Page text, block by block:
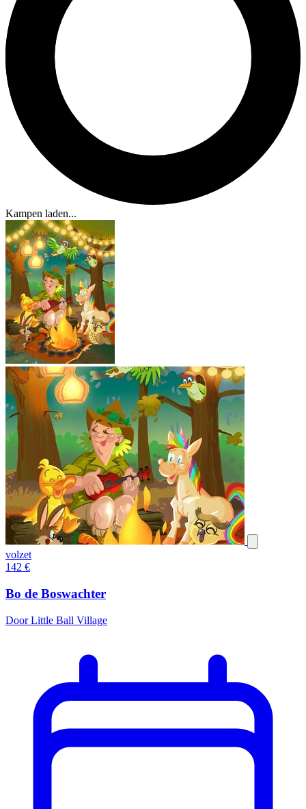
Kampen laden...
volzet
142 €
Bo de Boswachter
Door Little Ball Village